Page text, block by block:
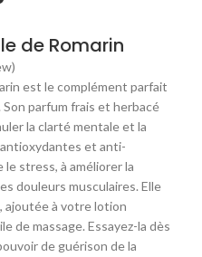
de Romarin
est le complément parfait
parfum frais et herbacé
la clarté mentale et la
et anti-
stress, à améliorer la
douleurs musculaires. Elle
à votre lotion
de massage. Essayez-la dès
de guérison de la